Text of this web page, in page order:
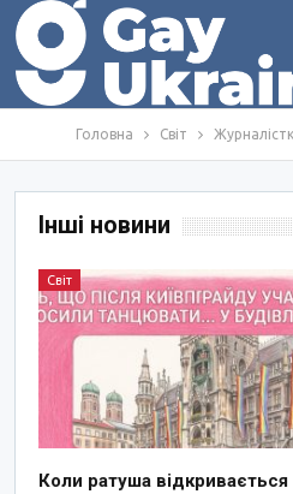
Головна Світ
Інші новини
Світ
Коли ратуша